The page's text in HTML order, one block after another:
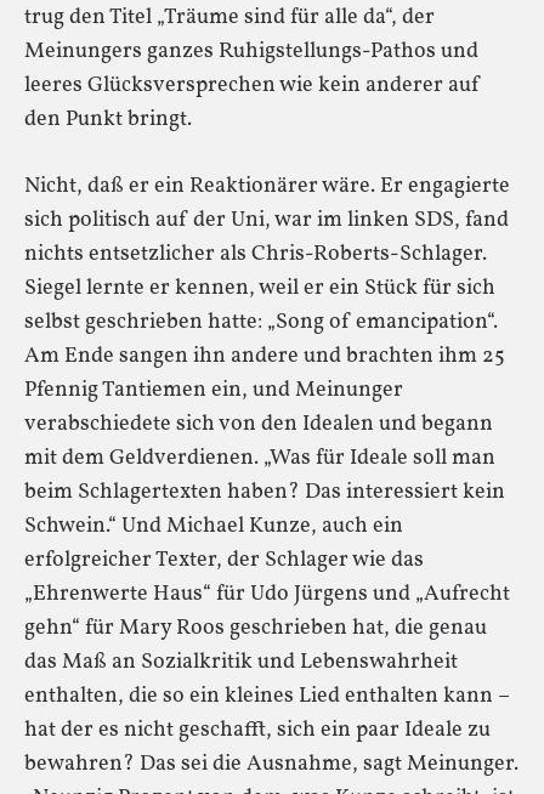
trug den Titel „Träume sind für alle da“, der
Meinungers ganzes Ruhigstellungs-Pathos und
leeres Glücksversprechen wie kein anderer auf
den Punkt bringt.
Nicht, daß er ein Reaktionärer wäre. Er engagierte
sich politisch auf der Uni, war im linken SDS, fand
nichts entsetzlicher als Chris-Roberts-Schlager.
Siegel lernte er kennen, weil er ein Stück für sich
selbst geschrieben hatte: „Song of emancipation“.
Am Ende sangen ihn andere und brachten ihm 25
Pfennig Tantiemen ein, und Meinunger
verabschiedete sich von den Idealen und begann
mit dem Geldverdienen. „Was für Ideale soll man
beim Schlagertexten haben? Das interessiert kein
Schwein.“ Und Michael Kunze, auch ein
erfolgreicher Texter, der Schlager wie das
„Ehrenwerte Haus“ für Udo Jürgens und „Aufrecht
gehn“ für Mary Roos geschrieben hat, die genau
das Maß an Sozialkritik und Lebenswahrheit
enthalten, die so ein kleines Lied enthalten kann –
hat der es nicht geschafft, sich ein paar Ideale zu
bewahren? Das sei die Ausnahme, sagt Meinunger.